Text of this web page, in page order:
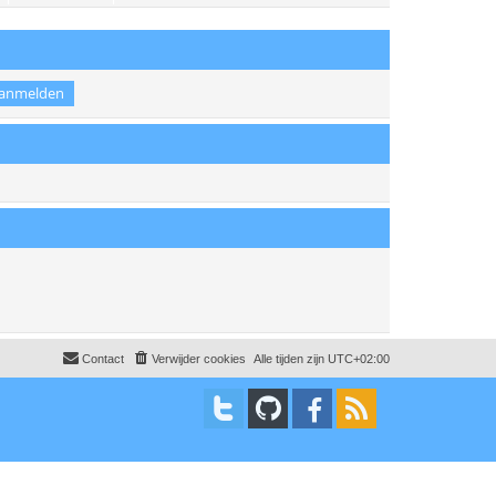
t
Alle tijden zijn UTC+02:00
Verwijder cookies
Contact